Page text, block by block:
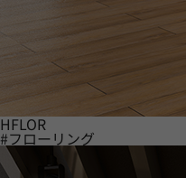
HFLOR
#フローリング